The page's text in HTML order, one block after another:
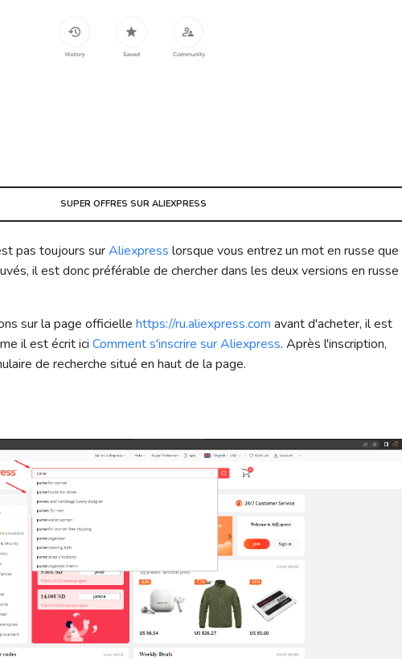
SUPER OFFRES SUR ALIEXPRESS
pas toujours surAliexpress lorsque vous entrez un mot en russe que
il est donc préférable de chercher dans les deux versions en russe
sur la page officielle https://ru.aliexpress.com avant d'acheter, il est
il est écrit ici Comment s'inscrire surAliexpress. Après l'inscription,
de recherche situé en haut de la page.